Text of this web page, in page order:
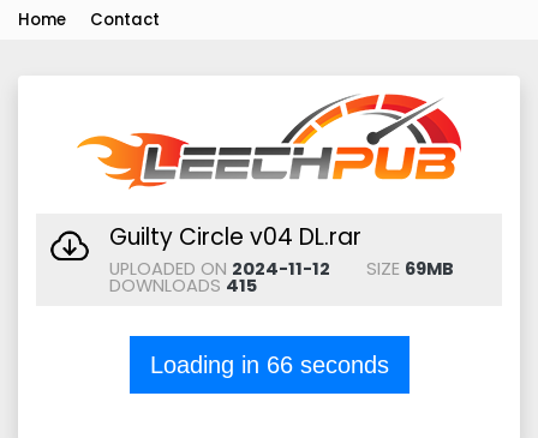
Home Contact
Guilty Circle v04 DL.rar
UPLOADED ON 2024-11-12 SIZE 69MB
DOWNLOADS 415
Loading in 66seconds